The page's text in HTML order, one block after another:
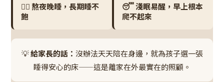
😮‍💨 熬夜晚睡，長期睡不
飽
😴 淺眠易醒，早上根本
爬不起來
💡給家長的話： 沒辦法天天陪在身邊，就為孩子選一張
睡得安心的床——這是離家在外最實在的照顧。